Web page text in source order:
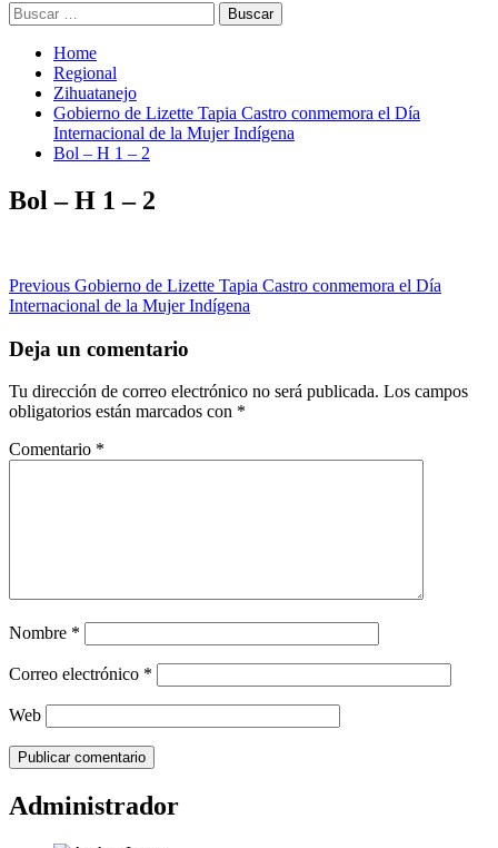
Buscar:
Home
Regional
Zihuatanejo
Gobierno de Lizette Tapia Castro conmemora el Día
Internacional de la Mujer Indígena
Bol – H 1 – 2
Bol – H 1 – 2
Post
navigation
Previous Gobierno de Lizette Tapia Castro conmemora el Día
Internacional de la Mujer Indígena
Deja un comentario
Tu dirección de correo electrónico no será publicada. Los campos
obligatorios están marcados con *
Comentario *
Nombre *
Correo electrónico *
Web
Administrador